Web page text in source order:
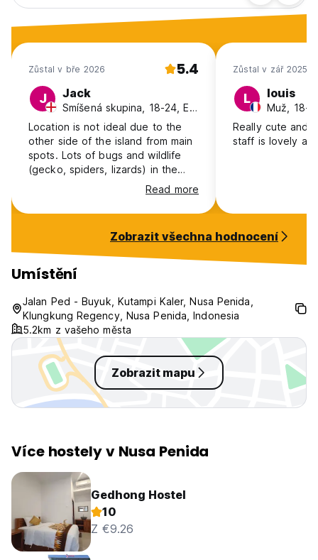
Zůstal v bře 2026 5.4
J Jack
Smíšená skupina, 18-24, England
Location is not ideal due to the
other side of the island from main
spots. Lots of bugs and wildlife
(gecko, spiders, lizards) in the
room due to the bathroom having
no roof. The door had an issue
shutting. Roof in the main room,
was extremely murky.
Read more
Zůstal v zář 2025
L louis
Muž, 18-
Really cute and
staff is lovely
Zobrazit všechna hodnocení
Umístění
Jalan Ped - Buyuk, Kutampi Kaler, Nusa Penida,
Klungkung Regency, Nusa Penida, Indonesia
5.2km z vašeho města
Zobrazit mapu
Více hostely v Nusa Penida
Gedhong Hostel
10
Z €9.26